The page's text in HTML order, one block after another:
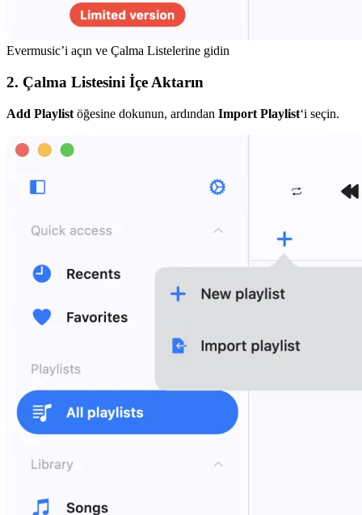
Evermusic’i açın ve Çalma Listelerine gidin
2. Çalma Listesini İçe Aktarın
Add Playlist öğesine dokunun, ardından Import Playlist‘i seçin.